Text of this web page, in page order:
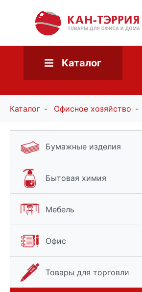
Каталог
Каталог Офисное хозяйство
Бумажные изделия
Бытовая химия
Мебель
Офис
Товары для торговли